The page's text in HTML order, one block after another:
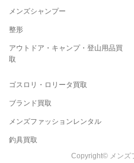
メンズシャンプー
整形
アウトドア・キャンプ・登山用品買
取
ゴスロリ・ロリータ買取
ブランド買取
メンズファッションレンタル
釣具買取
Copyright© メンズ